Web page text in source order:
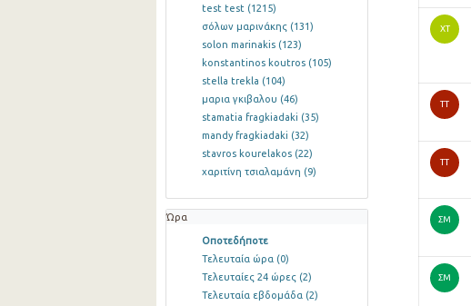
test test (1215)
σόλων μαρινάκης (131)
solon marinakis (123)
konstantinos koutros (105)
stella trekla (104)
μαρια γκιβαλου (46)
stamatia fragkiadaki (35)
mandy fragkiadaki (32)
stavros kourelakos (22)
χαριτίνη τσιαλαμάνη (9)
Ώρα
Οποτεδήποτε
Τελευταία ώρα (0)
Τελευταίες 24 ώρες (2)
Τελευταία εβδομάδα (2)
ΧΤ
TT
TT
ΣΜ
ΣΜ